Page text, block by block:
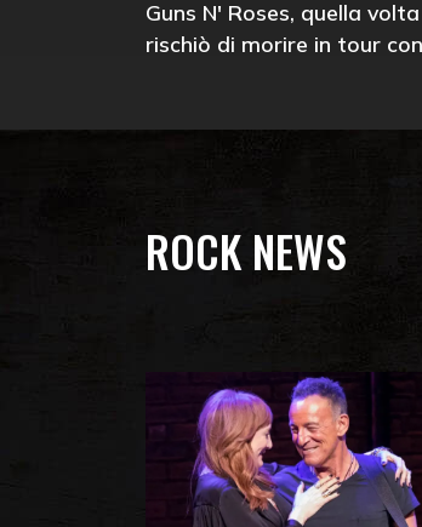
Guns N' Roses, quella
rischiò di morire in tour
ROCK NEWS